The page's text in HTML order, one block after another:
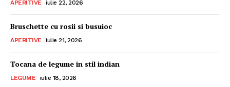
APERITIVE iulie 22, 2026
Bruschette cu rosii si busuioc
APERITIVE iulie 21, 2026
Tocana de legume in stil indian
LEGUME iulie 18, 2026